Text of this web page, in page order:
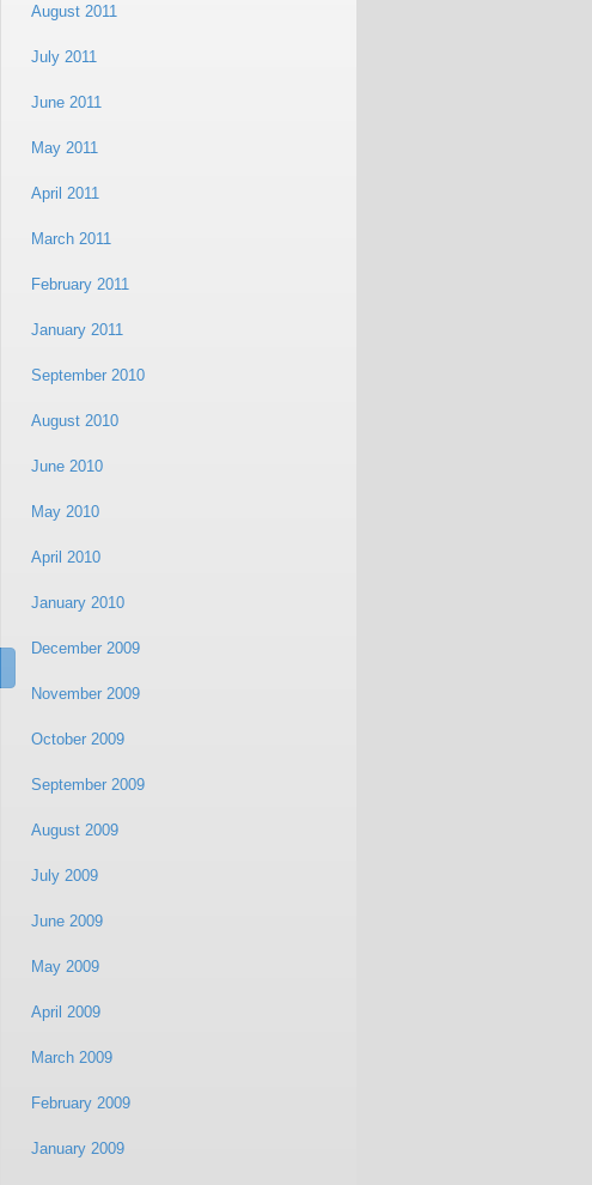
August 2011
July 2011
June 2011
May 2011
April 2011
March 2011
February 2011
January 2011
September 2010
August 2010
June 2010
May 2010
April 2010
January 2010
December 2009
November 2009
October 2009
September 2009
August 2009
July 2009
June 2009
May 2009
April 2009
March 2009
February 2009
January 2009